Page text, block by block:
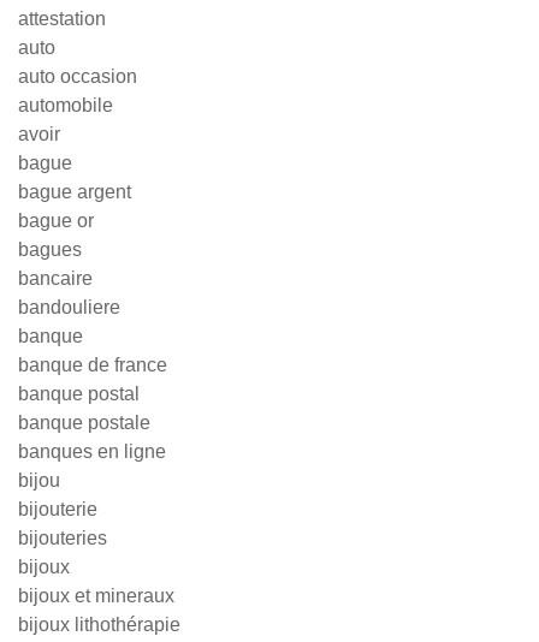
attestation
auto
auto occasion
automobile
avoir
bague
bague argent
bague or
bagues
bancaire
bandouliere
banque
banque de france
banque postal
banque postale
banques en ligne
bijou
bijouterie
bijouteries
bijoux
bijoux et mineraux
bijoux lithothérapie